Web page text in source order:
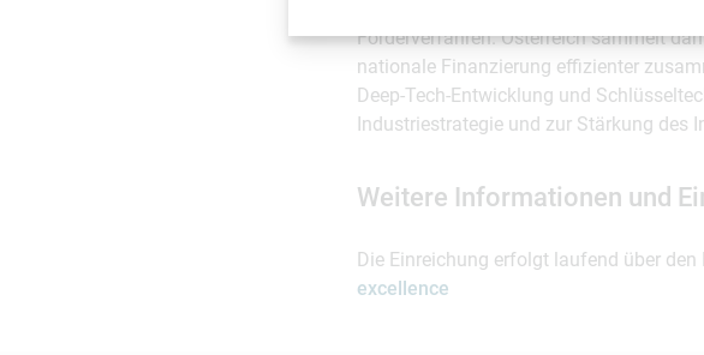
Förderverfahren. Österreich sammelt
nationale Finanzierung effizienter
Deep-Tech-Entwicklung und
Industriestrategie und zur Stärkung des
Weitere Informationen und
Die Einreichung erfolgt laufend über
excellence